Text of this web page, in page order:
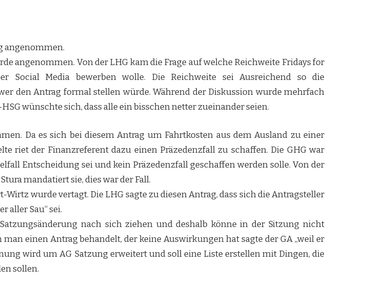
angenommen.
angenommen. Von der LHG kam die Frage auf welche Reichweite Fridays for
Social Media bewerben wolle. Die Reichweite sei Ausreichend so die
den Antrag formal stellen würde. Während der Diskussion wurde mehrfach
wünschte sich, dass alle ein bisschen netter zueinander seien.
Da es sich bei diesem Antrag um Fahrtkosten aus dem Ausland zu einer
riet der Finanzreferent dazu einen Präzedenzfall zu schaffen. Die GHG war
Entscheidung sei und kein Präzedenzfall geschaffen werden solle. Von der
mandatiert sie, dies war der Fall.
wurde vertagt. Die LHG sagte zu diesen Antrag, dass sich die Antragsteller
aller Sau“ sei.
nach sich ziehen und deshalb könne in der Sitzung nicht
einen Antrag behandelt, der keine Auswirkungen hat sagte der GA „weil er
wird um AG Satzung erweitert und soll eine Liste erstellen mit Dingen, die
sollen.